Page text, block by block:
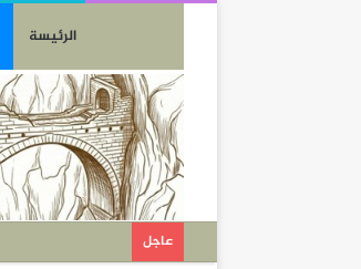
الرئيسة
عاجل